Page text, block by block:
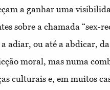
a ganhar uma
sobre a chamada
a adiar, ou até a abdicar,
moral, mas numa
culturais e, em muitos